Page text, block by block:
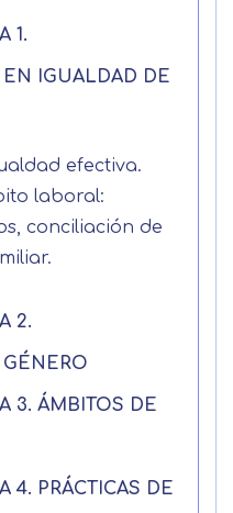
1.
IGUALDAD DE
efectiva.
laboral:
conciliación de
2.
3. ÁMBITOS DE
4. PRÁCTICAS DE
País
Protección
S.L. Finalidad
y comercial
de enseñanza
de
tus hábitos de
que rechace las
el
de las distintas